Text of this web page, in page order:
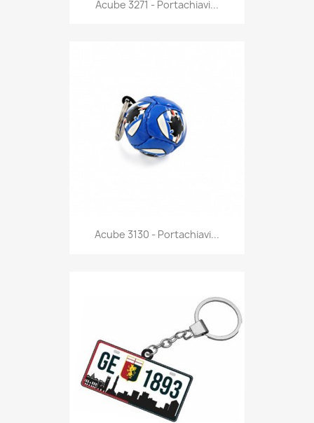
Acube 3271 - Portachiavi...
Anteprima
Acube 3130 - Portachiavi...